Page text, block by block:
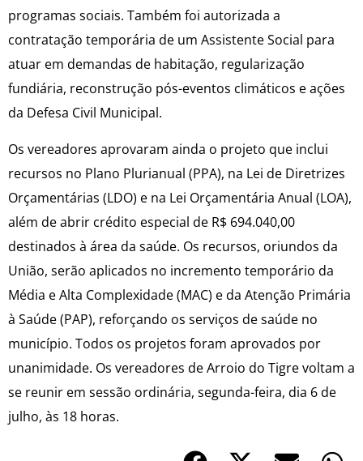
programas sociais. Também foi autorizada a
contratação temporária de um Assistente Social para
atuar em demandas de habitação, regularização
fundiária, reconstrução pós-eventos climáticos e ações
da Defesa Civil Municipal.
Os vereadores aprovaram ainda o projeto que inclui
recursos no Plano Plurianual (PPA), na Lei de Diretrizes
Orçamentárias (LDO) e na Lei Orçamentária Anual (LOA),
além de abrir crédito especial de R$ 694.040,00
destinados à área da saúde. Os recursos, oriundos da
União, serão aplicados no incremento temporário da
Média e Alta Complexidade (MAC) e da Atenção Primária
à Saúde (PAP), reforçando os serviços de saúde no
município. Todos os projetos foram aprovados por
unanimidade. Os vereadores de Arroio do Tigre voltam a
se reunir em sessão ordinária, segunda-feira, dia 6 de
julho, às 18 horas.